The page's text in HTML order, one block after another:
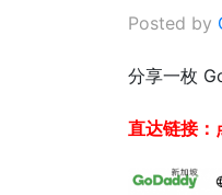
Posted by
分享一枚
直达链接：